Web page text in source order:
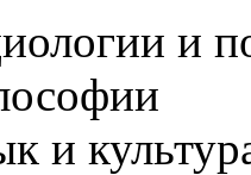
и
и